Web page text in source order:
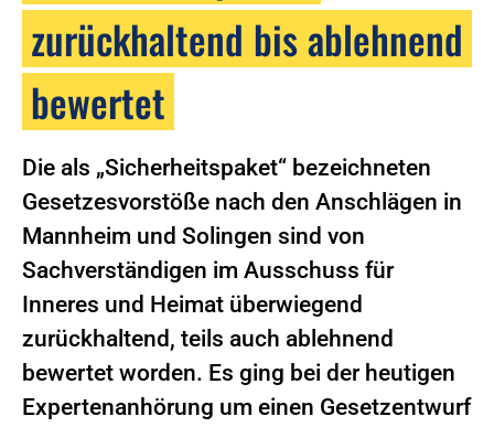
zurückhaltend bis ablehnend
bewertet
Die als „Sicherheitspaket“ bezeichneten
Gesetzesvorstöße nach den Anschlägen in
Mannheim und Solingen sind von
Sachverständigen im Ausschuss für
Inneres und Heimat überwiegend
zurückhaltend, teils auch ablehnend
bewertet worden. Es ging bei der heutigen
Expertenanhörung um einen Gesetzentwurf